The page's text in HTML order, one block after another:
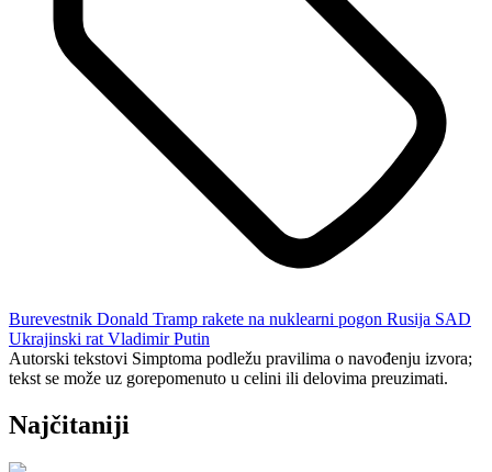
Burevestnik Donald Tramp rakete na nuklearni pogon Rusija SAD
Ukrajinski rat Vladimir Putin
Autorski tekstovi Simptoma podležu pravilima o navođenju izvora;
tekst se može uz gorepomenuto u celini ili delovima preuzimati.
Najčitaniji